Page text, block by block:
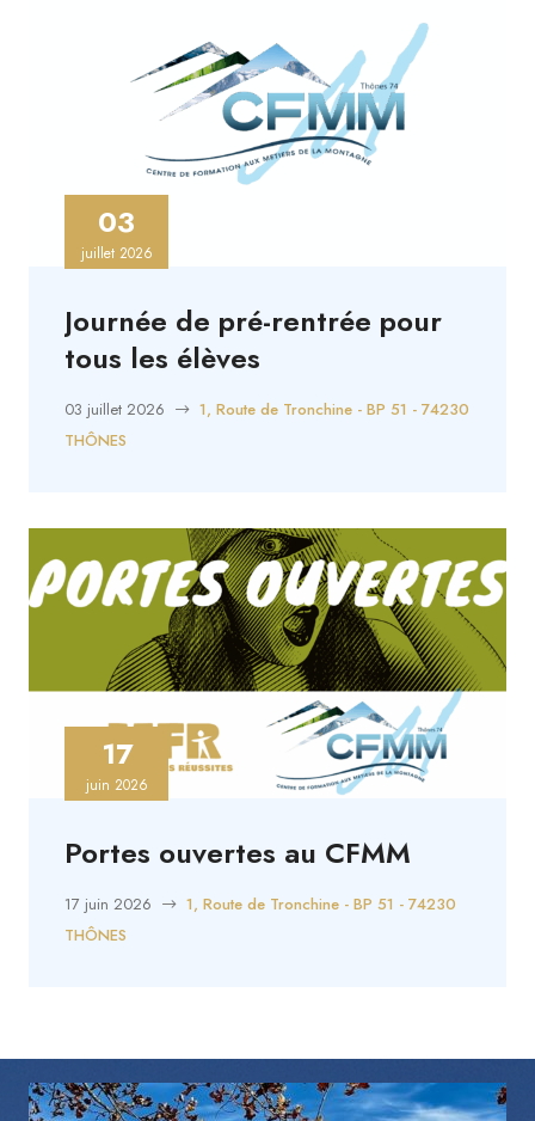
03
juillet 2026
Journée de pré-rentrée pour
tous les élèves
03 juillet 2026
1, Route de Tronchine - BP 51 - 74230
THÔNES
17
juin 2026
Portes ouvertes au CFMM
17 juin 2026
1, Route de Tronchine - BP 51 - 74230
THÔNES